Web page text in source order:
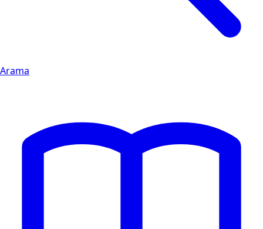
Arama